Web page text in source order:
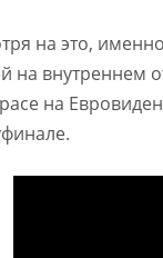
на это,
на внутреннем
на